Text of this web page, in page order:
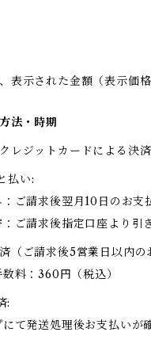
表示された金額（表示価
法・時期
レジットカードによる決
払い:
：ご請求後翌月10日のお
：ご請求後指定口座より
（ご請求後5営業日以内の
数料：360円（税込）
:
にて発送処理後お支払いが